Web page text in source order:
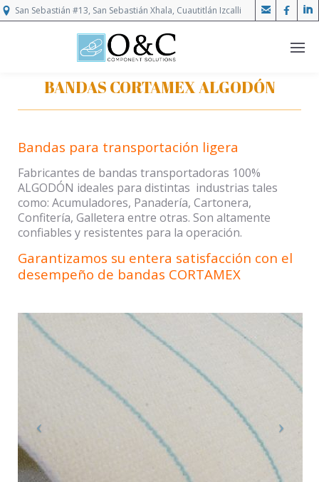
San Sebastián #13, San Sebastián Xhala, Cuautitlán Izcalli   
BANDAS CORTAMEX ALGODÓN
Bandas para transportación ligera
Fabricantes de bandas transportadoras 100%
ALGODÓN ideales para distintas industrias tales
como: Acumuladores, Panadería, Cartonera,
Confitería, Galletera entre otras. Son altamente
confiables y resistentes para la operación.
Garantizamos su entera satisfacción con el
desempeño de bandas CORTAMEX